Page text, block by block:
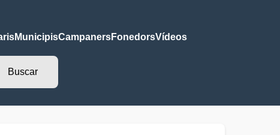
MunicipisCampanersFonedorsVídeos